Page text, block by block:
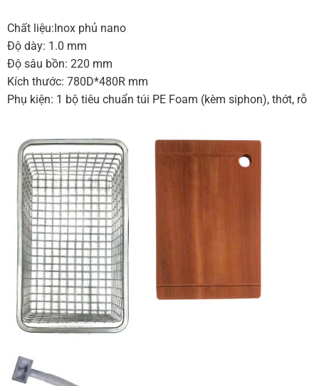
Chất liệu:Inox phủ nano
Độ dày: 1.0 mm
Độ sâu bồn: 220 mm
Kích thước: 780D*480R mm
Phụ kiện: 1 bộ tiêu chuẩn túi PE Foam (kèm siphon), thớt, rỗ